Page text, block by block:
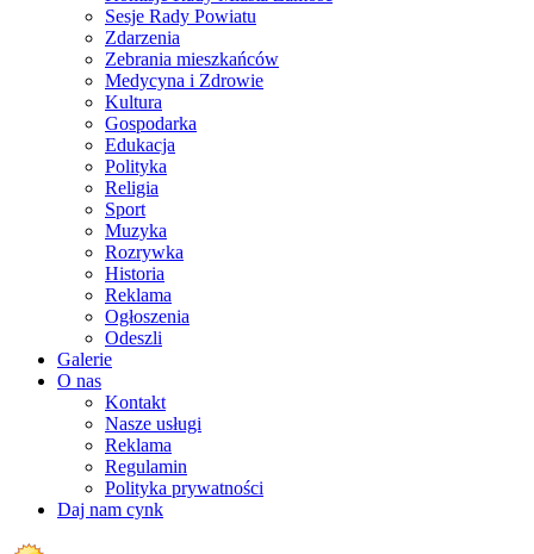
Sesje Rady Powiatu
Zdarzenia
Zebrania mieszkańców
Medycyna i Zdrowie
Kultura
Gospodarka
Edukacja
Polityka
Religia
Sport
Muzyka
Rozrywka
Historia
Reklama
Ogłoszenia
Odeszli
Galerie
O nas
Kontakt
Nasze usługi
Reklama
Regulamin
Polityka prywatności
Daj nam cynk